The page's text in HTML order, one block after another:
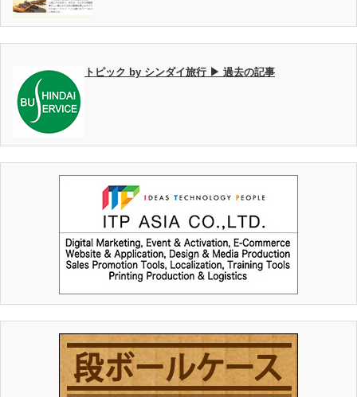
トピック by シンダイ旅行 ▶ 過去の記事